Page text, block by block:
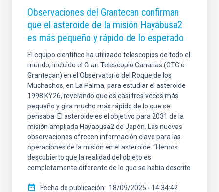
Observaciones del Grantecan confirman
que el asteroide de la misión Hayabusa2
es más pequeño y rápido de lo esperado
El equipo científico ha utilizado telescopios de todo el
mundo, incluido el Gran Telescopio Canarias (GTC o
Grantecan) en el Observatorio del Roque de los
Muchachos, en La Palma, para estudiar el asteroide
1998 KY26, revelando que es casi tres veces más
pequeño y gira mucho más rápido de lo que se
pensaba. El asteroide es el objetivo para 2031 de la
misión ampliada Hayabusa2 de Japón. Las nuevas
observaciones ofrecen información clave para las
operaciones de la misión en el asteroide. “Hemos
descubierto que la realidad del objeto es
completamente diferente de lo que se había descrito
Fecha de publicación 18/09/2025 - 14:34:42